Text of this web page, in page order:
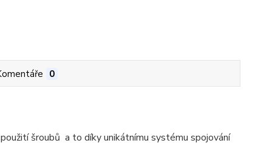
0
šroubů a to díky unikátnímu systému spojování